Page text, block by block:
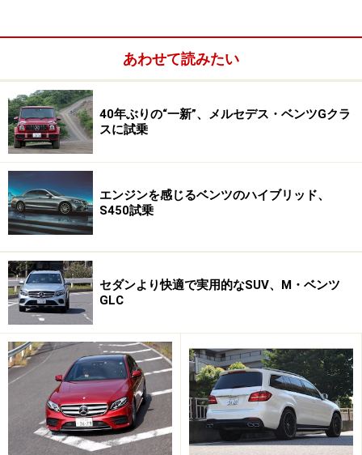
れるスタイリングをまとうことになる。
とにかく、ドアを開けたくなるクルマである。その瞬
間、まわりの全ての視線が集中し、そして笑顔になる。
フェラーリやランボルギーニを見る目とは、また違う、
どこか暖かい視線。ガル＝カモメの可愛いイメージがあ
るからだろうか……。
AMG独自開発の6.2リッターV8エンジンに、吸排気系を中心
に120カ所以上の改良を加えた。最高出力571ps/最大トルク
650Nmを発生し、パワーウェイトレシオは2.84kg/psを達成
する。0-100km/h加速は3.8秒
走りの方はといえば、スパルタンのひと言。乗り心地は
ハードで、所作のすべてがクラシックなFRスポーツカー
である。もちろん、パフォーマンスは最新かつ一級。デ
ートにも使えるが、乗り心地の悪さに耐え、かつガルウ
ィングの派手さに勝る華やかなパートナーでないと無理
だろう。
あわせて読みたい
40年ぶりの“一新”、メルセデス・ベンツGクラ
スに試乗
エンジンを感じるベンツのハイブリッド、
S450試乗
セダンより快適で実用的なSUV、M・ベンツ
GLC